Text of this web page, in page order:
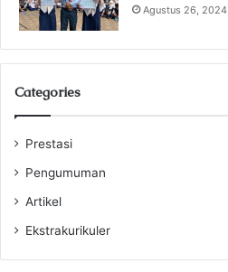
Agustus 26, 2024
Categories
Prestasi
Pengumuman
Artikel
Ekstrakurikuler